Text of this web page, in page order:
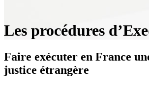
Les procédures
Faire exécuter en France
justice étrangère